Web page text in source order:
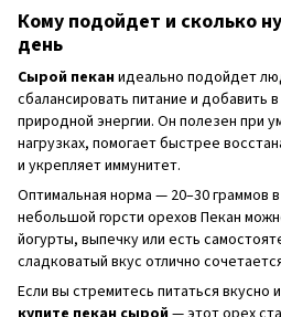
Кому подойдет и сколько
день
Сырой пеканидеально подойдет
сбалансировать питание и добавить
природной энергии. Он полезен при
нагрузках, помогает быстрее
и укрепляет иммунитет.
Оптимальная норма — 20–30 граммов
небольшой горсти орехов Пекан
йогурты, выпечку или есть
сладковатый вкус отлично
Если вы стремитесь питаться вкусно